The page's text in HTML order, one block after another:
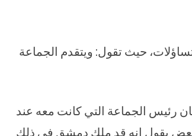
حيث تقول: ويتقدم الجماعة
رئيس الجماعة التي كانت معه عند
يقول إنه قد ملك دمشق في ذلك